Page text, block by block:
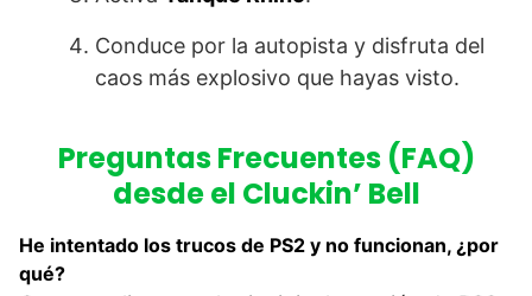
Conduce por la autopista y disfruta del
caos más explosivo que hayas visto.
Preguntas Frecuentes (FAQ)
desde el Cluckin’ Bell
He intentado los trucos de PS2 y no funcionan, ¿por
qué?